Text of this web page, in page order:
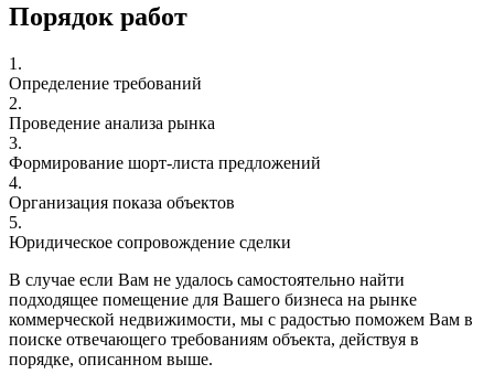
Порядок работ
1.
Определение требований
2.
Проведение анализа рынка
3.
Формирование шорт-листа предложений
4.
Организация показа объектов
5.
Юридическое сопровождение сделки
В случае если Вам не удалось самостоятельно найти
подходящее помещение для Вашего бизнеса на рынке
коммерческой недвижимости, мы с радостью поможем Вам в
поиске отвечающего требованиям объекта, действуя в
порядке, описанном выше.